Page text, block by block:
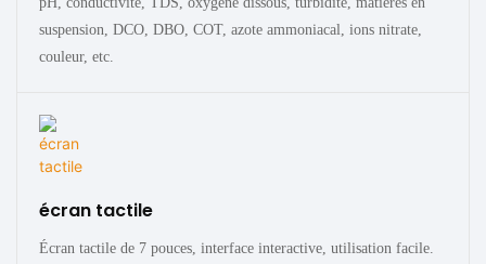
suspension, DCO, DBO, COT, azote ammoniacal, ions nitrate,
couleur, etc.
écran tactile
Écran tactile de 7 pouces, interface interactive, utilisation facile.